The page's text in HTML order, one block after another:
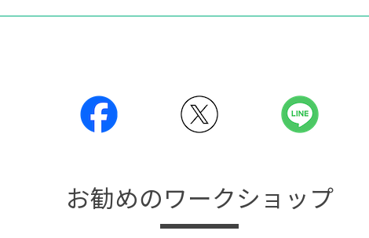
お勧めのワークショップ